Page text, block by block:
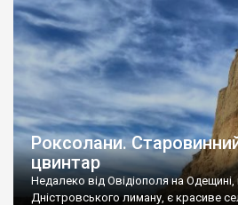
землі султана після руйнування […]
Роксолани.
цвинтар
Недалеко від Овідіополя на Одещині,
Дністровського лиману, є красиве